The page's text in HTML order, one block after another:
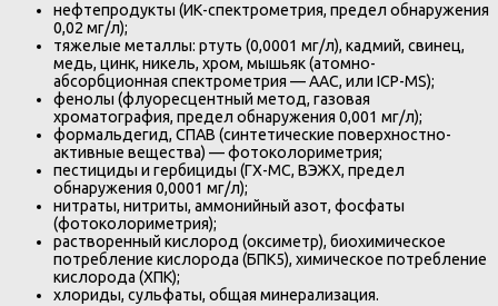
нефтепродукты (ИК-спектрометрия, предел обнаружения
0,02 мг/л);
тяжелые металлы: ртуть (0,0001 мг/л), кадмий, свинец,
медь, цинк, никель, хром, мышьяк (атомно-
абсорбционная спектрометрия — ААС, или ICP-MS);
фенолы (флуоресцентный метод, газовая
хроматография, предел обнаружения 0,001 мг/л);
формальдегид, СПАВ (синтетические поверхностно-
активные вещества) — фотоколориметрия;
пестициды и гербициды (ГХ-МС, ВЭЖХ, предел
обнаружения 0,0001 мг/л);
нитраты, нитриты, аммонийный азот, фосфаты
(фотоколориметрия);
растворенный кислород (оксиметр), биохимическое
потребление кислорода (БПК5), химическое потребление
кислорода (ХПК);
хлориды, сульфаты, общая минерализация.